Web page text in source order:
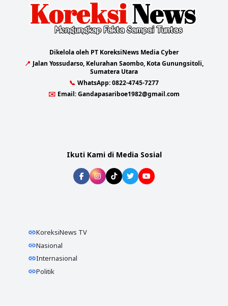
Dikelola oleh PT KoreksiNews Media Cyber
📍 Jalan Yossudarso, Kelurahan Saombo, Kota Gunungsitoli,
Sumatera Utara
📞 WhatsApp:0822-4745-7277
✉️ Email:Gandapasariboe1982@gmail.com
Ikuti Kami di Media Sosial
KoreksiNews TV
Nasional
Internasional
Politik